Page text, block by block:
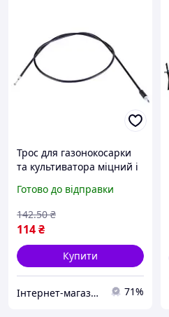
Трос для газонокосарки
та культиватора міцний і
садовою технікою
довжина 2 метри
Готово до відправки
114₴
142.50 ₴
Купити
Інтернет-магазин First OFF 71%